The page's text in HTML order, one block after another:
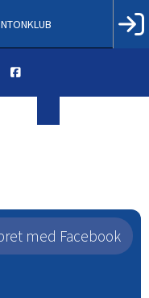
med Facebook